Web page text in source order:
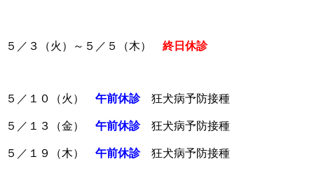
５／３（火）～５／５（木） 終日休診
５／１０（火） 午前休診狂犬病予防接種
５／１３（金） 午前休診狂犬病予防接種
５／１９（木） 午前休診狂犬病予防接種